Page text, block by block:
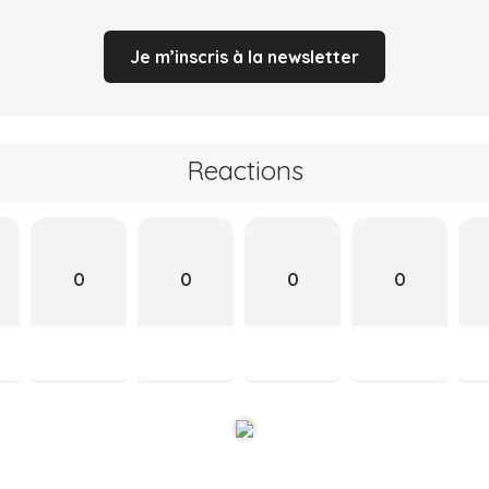
Je m’inscris à la newsletter
Reactions
0 0 0 0